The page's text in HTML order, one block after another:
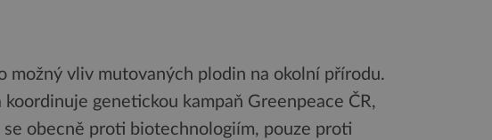
možný vliv mutovaných plodin na okolní přírodu.
genetickou kampaň Greenpeace ČR,
obecně proti biotechnologiím, pouze proti